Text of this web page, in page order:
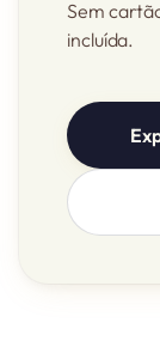
Sem
incluída.